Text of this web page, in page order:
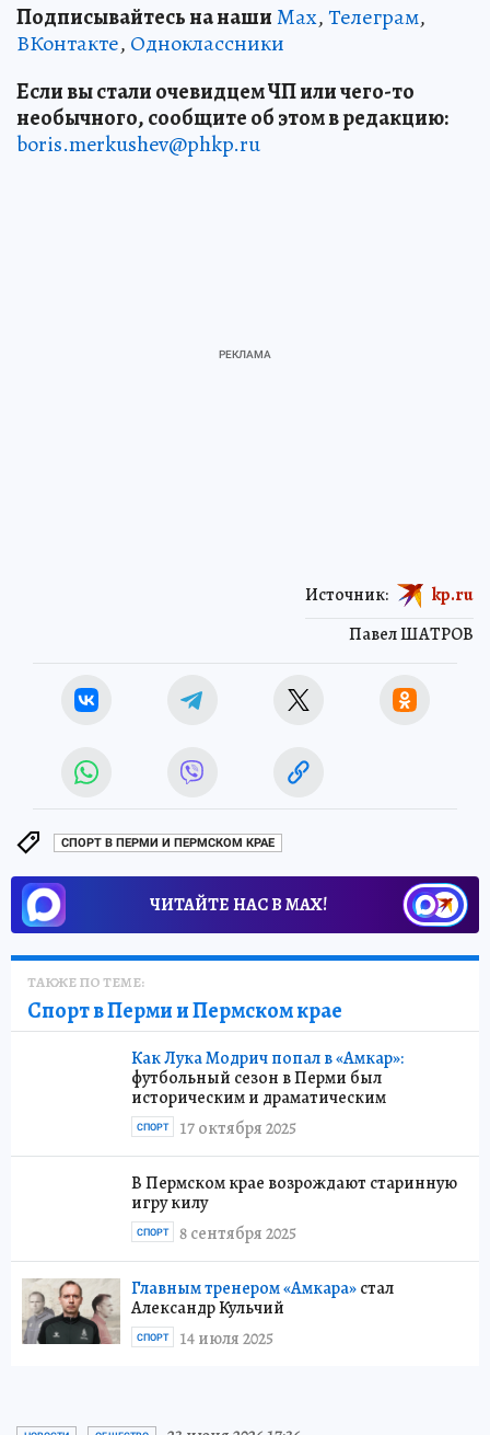
Подписывайтесь на нашиMax,Телеграм,
ВКонтакте, Одноклассники
Если вы стали очевидцем ЧП или чего-то
необычного, сообщите об этом в редакцию:
boris.merkushev@phkp.ru
Павел ШАТРОВ
Источник: kp.ru
СПОРТ В ПЕРМИ И ПЕРМСКОМ КРАЕ
ЧИТАЙТЕ НАС В МАХ!
ТАКЖЕ ПО ТЕМЕ:
Спорт в Перми и Пермском крае
Как Лука Модрич попал в «Амкар»:
футбольный сезон в Перми был
историческим и драматическим
17 октября 2025
СПОРТ
В Пермском крае возрождают старинную
игру килу
8 сентября 2025
СПОРТ
Главным тренером «Амкара»стал
Александр Кульчий
14 июля 2025
СПОРТ